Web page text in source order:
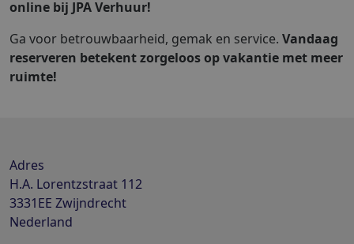
online bij JPA Verhuur!
Ga voor betrouwbaarheid, gemak en service. Vandaag
reserveren betekent zorgeloos op vakantie met meer
ruimte!
Adres
H.A. Lorentzstraat 112
3331EE Zwijndrecht
Nederland